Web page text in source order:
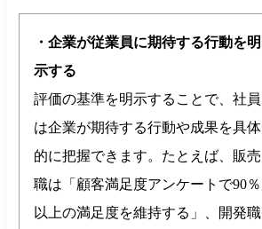
・企業が従業員に期待する行動を明
示する
評価の基準を明示することで、社員
は企業が期待する行動や成果を具体
的に把握できます。たとえば、販売
職は「顧客満足度アンケートで90％
以上の満足度を維持する」、開発職